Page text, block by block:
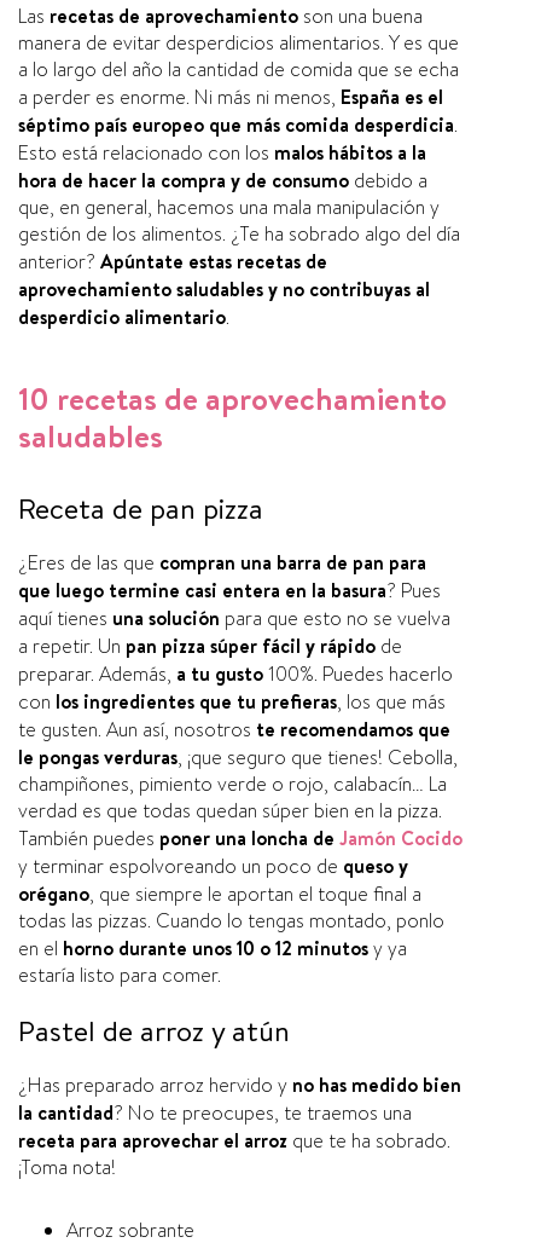
Las recetas de aprovechamiento son una buena
manera de evitar desperdicios alimentarios. Y es que
a lo largo del año la cantidad de comida que se echa
a perder es enorme. Ni más ni menos, España es el
séptimo paí­s europeo que más comida desperdicia.
Esto está relacionado con los malos hábitos a la
hora de hacer la compra y de consumo debido a
que, en general, hacemos una mala manipulación y
gestión de los alimentos. ¿Te ha sobrado algo del dí­a
anterior? Apúntate estas recetas de
aprovechamiento saludables y no contribuyas al
desperdicio alimentario.
10 recetas de aprovechamiento
saludables
Receta de pan pizza
¿Eres de las que compran una barra de pan para
que luego termine casi entera en la basura? Pues
aquí­ tienes una solución para que esto no se vuelva
a repetir. Un pan pizza súper fácil y rápido de
preparar. Además, a tu gusto100%. Puedes hacerlo
con los ingredientes que tu prefieras, los que más
te gusten. Aun así­, nosotros te recomendamos que
le pongas verduras, ¡que seguro que tienes! Cebolla,
champiñones, pimiento verde o rojo, calabací­n… La
verdad es que todas quedan súper bien en la pizza.
También puedes poner una loncha de Jamón Cocido
y terminar espolvoreando un poco de queso y
orégano, que siempre le aportan el toque final a
todas las pizzas. Cuando lo tengas montado, ponlo
en el horno durante unos 10 o 12 minutosy ya
estarí­a listo para comer.
Pastel de arroz y atún
¿Has preparado arroz hervido y no has medido bien
la cantidad? No te preocupes, te traemos una
receta para aprovechar el arroz que te ha sobrado.
¡Toma nota!
Arroz sobrante